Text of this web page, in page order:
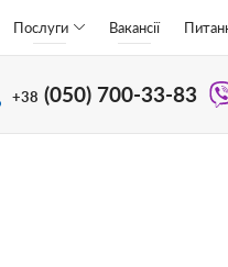
Послуги Вакансії
+38 (050) 700-33-83